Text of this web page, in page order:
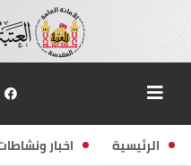
الرئيسية اخبار